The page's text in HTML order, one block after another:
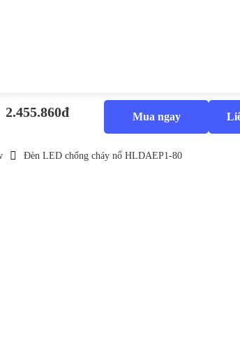
2.455.860đ Mua ngay
Đèn LED chống cháy nổ HLDAEP1-80